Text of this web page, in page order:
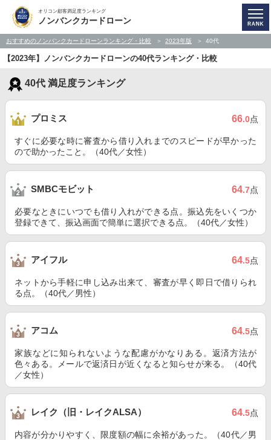
オリコン顧客満足度ランキング
ノンバンクカードローン
おすすめのノンバンクカードローンランキング・比較 2023年版 40代
【2023年】ノンバンクカードローンの40代ランキング・比較
40代 満足度ランキング
プロミス 66.0点
すぐに必要な時に審査から借り入れまでのスピードが早かった
ので助かったこと。（40代／女性）
SMBCモビット 64.7点
必要なときにいつでも借り入れができる点。振込先をいくつか
登録できて、振込画面で簡単に選択できる点。（40代／女性）
アイフル 64.5点
ネットから手軽に申し込み出来て、審査が早く即日で借りられ
る点。（40代／男性）
アコム 64.5点
家族などに知られないような配慮がかなりある。返済方法が
色々ある。メールで返済日が近くなると知らせが来る。（40代
／女性）
レイク（旧・レイクALSA） 64.5点
内容が分かりやすく、限度額の幅に余裕があった。（40代／男